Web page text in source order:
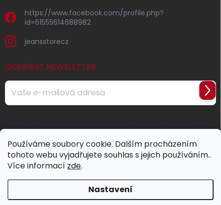
Používáme soubory cookie. Dalším procházením
tohoto webu vyjadřujete souhlas s jejich používáním..
Více informací zde.
Nastavení
https://www.facebook.com/profile.php?
id=61555614688982
jeansstorecz
ODEBÍRAT NEWSLETTER
údajů
se